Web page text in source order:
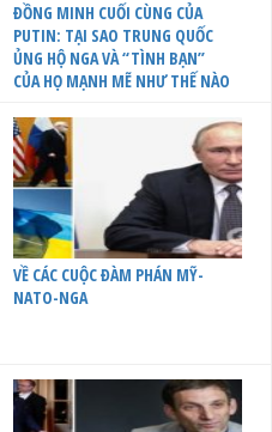
ĐỒNG MINH CUỐI CÙNG CỦA
PUTIN: TẠI SAO TRUNG QUỐC
ỦNG HỘ NGA VÀ “TÌNH BẠN”
CỦA HỌ MẠNH MẼ NHƯ THẾ NÀO
VỀ CÁC CUỘC ĐÀM PHÁN MỸ-
NATO-NGA